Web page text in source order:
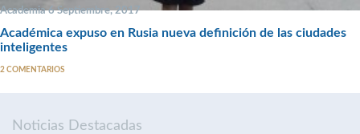
Academia 6 Septiembre, 2017
Académica expuso en Rusia nueva definición de las ciudades
inteligentes
2 COMENTARIOS
Noticias Destacadas